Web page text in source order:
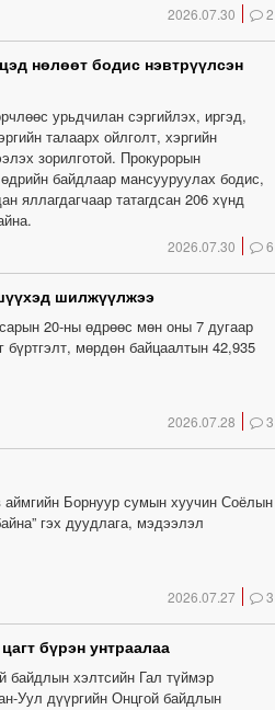
2026.07.30 2
нөлөөт бодис нэвтрүүлсэн
урьдчилан сэргийлэх, иргэд,
талаарх ойлголт, хэргийн
зорилготой. Прокурорын
байдлаар мансууруулах бодис,
яллагдагчаар татагдсан 206 хүнд
2026.07.30 6
шилжүүлжээ
20-ны өдрөөс мөн оны 7 дугаар
бүртгэлт, мөрдөн байцаалтын 42,935
2026.07.28 3
Борнуур сумын хуучин Соёлын
гэх дуудлага, мэдээлэл
2026.07.27 3
бүрэн унтраалаа
байдлын хэлтсийн Гал түймэр
Уул дүүргийн Онцгой байдлын